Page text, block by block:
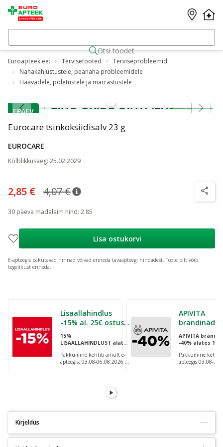
Otsi toodet
Euroapteek.ee: Tervisetooted
Terviseprobleemid
Nahakahjustustele, peanaha probleemidele
Haavadele, põletustele ja marrastustele
nõuanne
EPAEV
-30%
Eurocare tsinkoksiidisalv 23 g
EUROCARE
Kõlblikkusaeg: 25.02.2029
4,07 €nõuanne
Tavaline hind
2,85 € nõuanne
30 päeva madalaim hind: 2.85
Lisa ostukorvi
E-apteegis pakutavad hinnad võivad erineda tavaapteegi hindadest. Toote pilt võib
tegelikust erineda.
Lisaallahindlus
-15% al. 25€ ostust
koodiga EPAEV
15%
LISAALLAHINDLUST alates
EPAEV
Pakkumine kehtib ainult e-
apteegis: 03.08-06.08.2026
APIVITA
brändinädal
-40% alates
ostust
APIVITA
APIVITA
-40% alates 10€
APIVITA
Pakkumine kehtib
apteegis 03.08-
Kirjeldus